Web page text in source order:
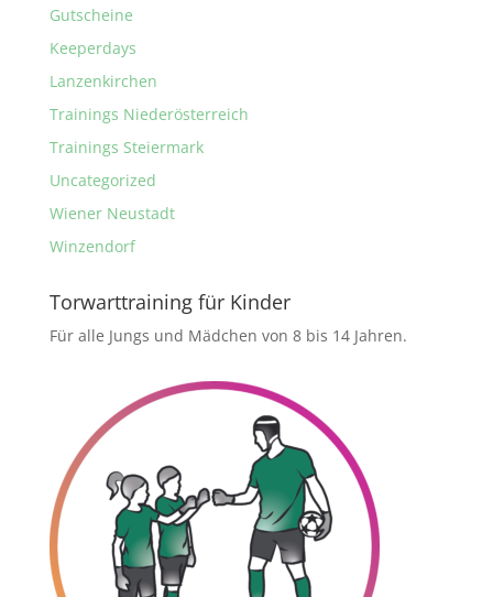
Gutscheine
Keeperdays
Lanzenkirchen
Trainings Niederösterreich
Trainings Steiermark
Uncategorized
Wiener Neustadt
Winzendorf
Torwarttraining für Kinder
Für alle Jungs und Mädchen von 8 bis 14 Jahren.